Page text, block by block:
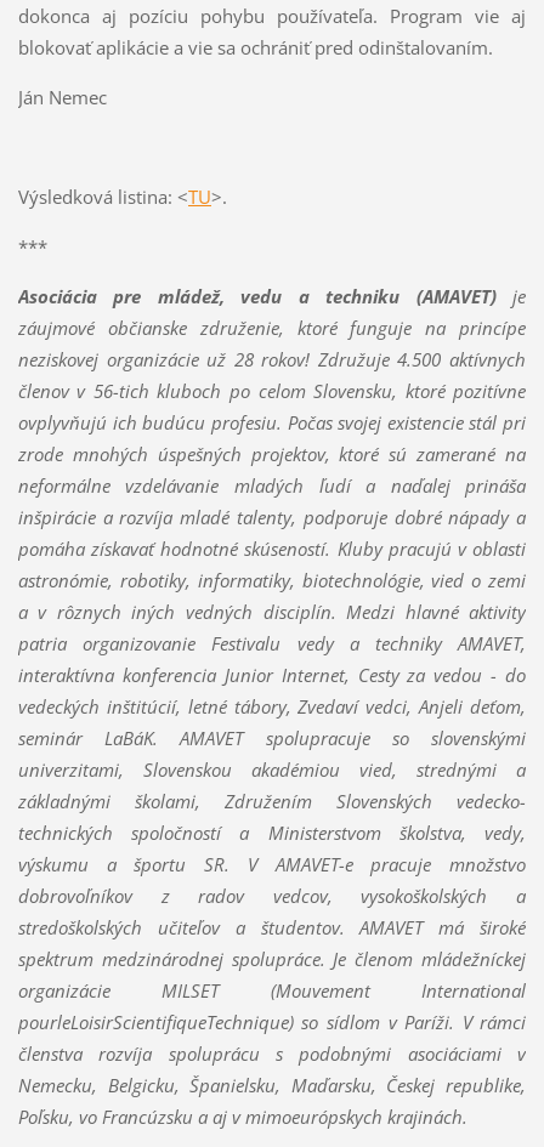
dokonca aj pozíciu pohybu používateľa. Program vie aj
blokovať aplikácie a vie sa ochrániť pred odinštalovaním.
Ján Nemec
Výsledková listina: <TU>.
***
Asociácia pre mládež, vedu a techniku (AMAVET)je
záujmové občianske združenie, ktoré funguje na princípe
neziskovej organizácie už 28 rokov! Združuje 4.500 aktívnych
členov v 56-tich kluboch po celom Slovensku, ktoré pozitívne
ovplyvňujú ich budúcu profesiu. Počas svojej existencie stál pri
zrode mnohých úspešných projektov, ktoré sú zamerané na
neformálne vzdelávanie mladých ľudí a naďalej prináša
inšpirácie a rozvíja mladé talenty, podporuje dobré nápady a
pomáha získavať hodnotné skúseností. Kluby pracujú v oblasti
astronómie, robotiky, informatiky, biotechnológie, vied o zemi
a v rôznych iných vedných disciplín. Medzi hlavné aktivity
patria organizovanie Festivalu vedy a techniky AMAVET,
interaktívna konferencia Junior Internet, Cesty za vedou - do
vedeckých inštitúcií, letné tábory, Zvedaví vedci, Anjeli deťom,
seminár LaBáK. AMAVET spolupracuje so slovenskými
univerzitami, Slovenskou akadémiou vied, strednými a
základnými školami, Združením Slovenských vedecko-
technických spoločností a Ministerstvom školstva, vedy,
výskumu a športu SR. V AMAVET-e pracuje množstvo
dobrovoľníkov z radov vedcov, vysokoškolských a
stredoškolských učiteľov a študentov. AMAVET má široké
spektrum medzinárodnej spolupráce. Je členom mládežníckej
organizácie MILSET (Mouvement International
pourleLoisirScientifiqueTechnique) so sídlom v Paríži. V rámci
členstva rozvíja spoluprácu s podobnými asociáciami v
Nemecku, Belgicku, Španielsku, Maďarsku, Českej republike,
Poľsku, vo Francúzsku a aj v mimoeurópskych krajinách.